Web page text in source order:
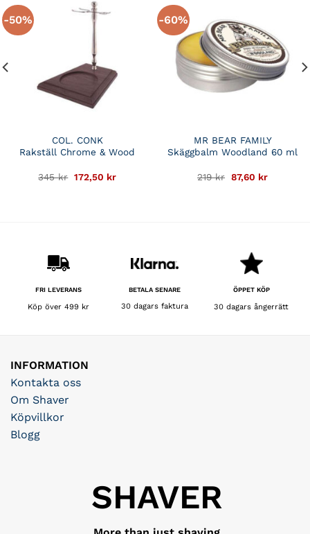
-50%
COL. CONK
Rakställ Chrome & Wood
345kr Det
ursprungliga
172,50 krDet
-60%
MR BEAR FAMILY
Skäggbalm Woodland 60 ml
219kr Det
ursprungliga
87,60 krDet
FRI LEVERANS
Köp över 499 kr
BETALA SENARE
30 dagars faktura
ÖPPET KÖP
30 dagars ångerrätt
INFORMATION
Kontakta oss
Om Shaver
Köpvillkor
Blogg
SHAVER